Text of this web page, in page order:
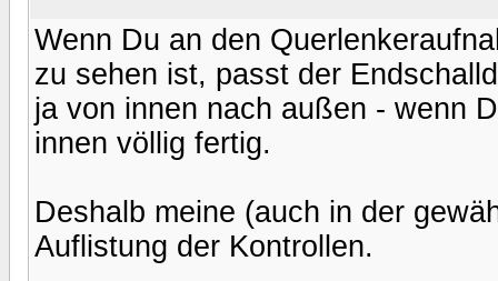
Wenn Du an den
zu sehen ist, passt der
ja von innen nach außen - wenn
innen völlig fertig.
Deshalb meine (auch in der
Auflistung der Kontrollen.